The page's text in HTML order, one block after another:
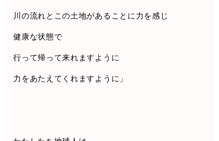
川の流れとこの土地があることに力を感じ
健康な状態で
行って帰って来れますように
力をあたえてくれますように」